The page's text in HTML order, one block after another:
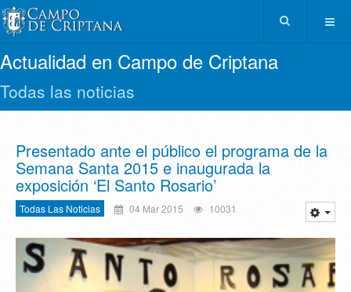
Actualidad en Campo de Criptana
Todas las noticias
Presentado ante el público el programa de la
Semana Santa 2015 e inaugurada la
exposición ‘El Santo Rosario’
Todas Las Noticias 04 Mar 2015 10031